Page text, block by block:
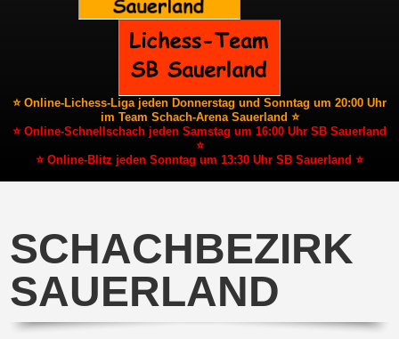
⭐ Online-Lichess-Liga jeden Donnerstag und Sonntag um 20:00 Uhr
im Team Schach-Arena Sauerland ⭐
⭐ Online-Schnellschach jeden Samstag um 16:00 Uhr SB Sauerland
⭐
⭐ Online-Blitz jeden Sonntag um 13:30 Uhr SB Sauerland ⭐
SCHACHBEZIRK
SAUERLAND